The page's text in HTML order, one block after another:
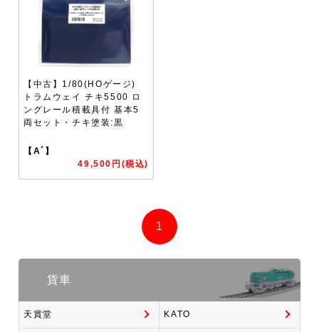
【中古】1/80(HOゲージ)
トラムウェイ チキ5500 ロ
ングレール積載具付 基本5
両セット・チキ塗装:黒
【A´】
49,500円(税込)
1
貨車
天賞堂 KATO